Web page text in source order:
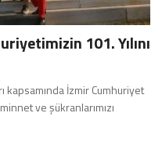
101. Yılını
kapsamında İzmir Cumhuriyet
ve şükranlarımızı